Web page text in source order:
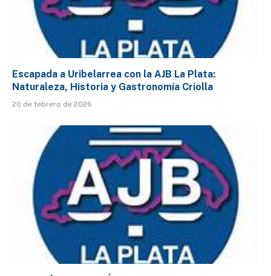
Escapada a Uribelarrea con la AJB La Plata:
Naturaleza, Historia y Gastronomía Criolla
20 de febrero de 2026